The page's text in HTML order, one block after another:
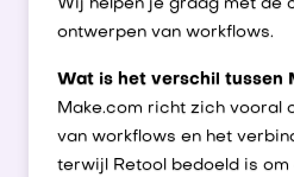
Wij helpen je graag met de
ontwerpen van workflows.
Wat is het verschil tussen
Make.com richt zich vooral
van workflows en het
terwijl Retool bedoeld is